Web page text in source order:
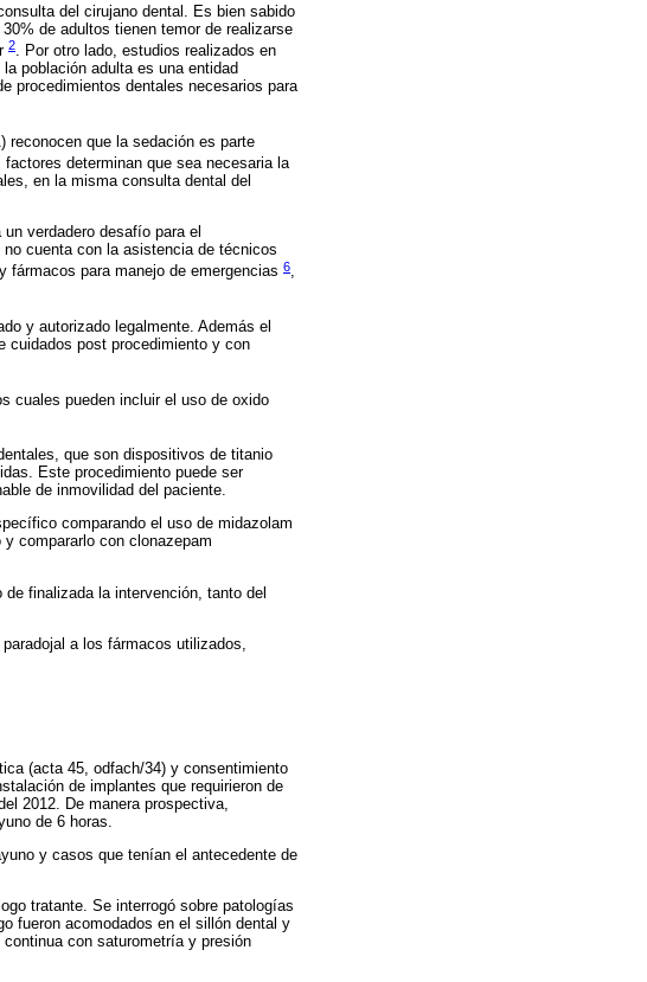
del cirujano dental. Es bien sabido
de adultos tienen temor de realizarse
2
. Por otro lado, estudios realizados en
población adulta es una entidad
procedimientos dentales necesarios para
reconocen que la sedación es parte
factores determinan que sea necesaria la
en la misma consulta dental del
verdadero desafío para el
cuenta con la asistencia de técnicos
para manejo de emergencias 6,
y autorizado legalmente. Además el
cuidados post procedimiento y con
cuales pueden incluir el uso de oxido
que son dispositivos de titanio
Este procedimiento puede ser
de inmovilidad del paciente.
comparando el uso de midazolam
compararlo con clonazepam
finalizada la intervención, tanto del
a los fármacos utilizados,
(acta 45, odfach/34) y consentimiento
de implantes que requirieron de
2012. De manera prospectiva,
de 6 horas.
y casos que tenían el antecedente de
tratante. Se interrogó sobre patologías
fueron acomodados en el sillón dental y
con saturometría y presión